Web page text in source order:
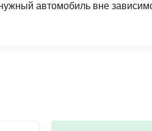
автомобиль вне